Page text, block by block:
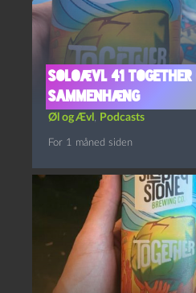
Soloævl 41
Sammenhæng
Øl og Ævl , Podcasts
For 1 måned siden